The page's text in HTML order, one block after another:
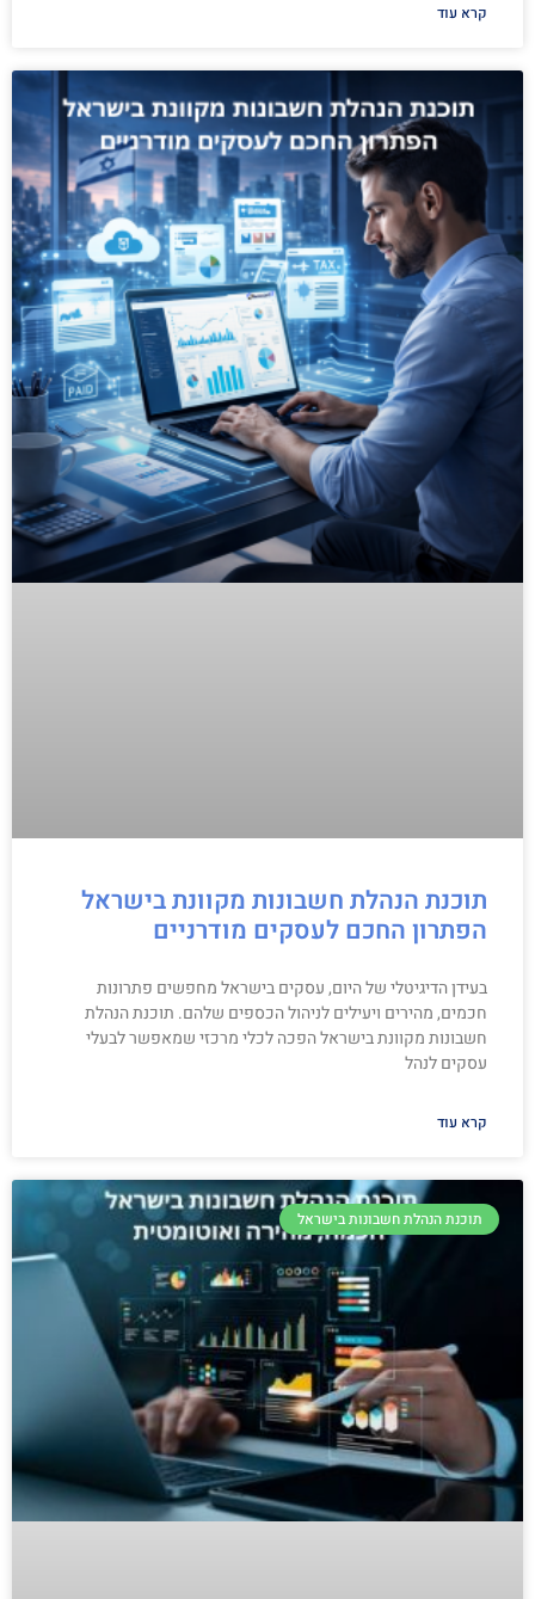
קרא עוד
תוכנת הנהלת חשבונות מקוונת בישראל
הפתרון החכם לעסקים מודרניים
בעידן הדיגיטלי של היום, עסקים בישראל מחפשים פתרונות
חכמים, מהירים ויעילים לניהול הכספים שלהם. תוכנת הנהלת
חשבונות מקוונת בישראל הפכה לכלי מרכזי שמאפשר לבעלי
עסקים לנהל
קרא עוד
תוכנת הנהלת חשבונות בישראל